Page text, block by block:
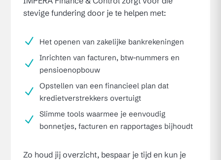
stevige fundering door je te helpen met:
N Het openen van zakelijke bankrekeningen
N
Inrichten van facturen, btw-nummers en
pensioenopbouw
N
Opstellen van een financieel plan dat
kredietverstrekkers overtuigt
N
Slimme tools waarmee je eenvoudig
bonnetjes, facturen en rapportages bijhoudt
Zo houd jij overzicht, bespaar je tijd en kun je